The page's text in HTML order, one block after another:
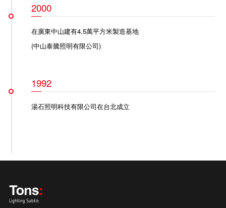
2000
在廣東中山建有4.5萬平方米製造基地
(中山泰騰照明有限公司)
1992
湯石照明科技有限公司在台北成立